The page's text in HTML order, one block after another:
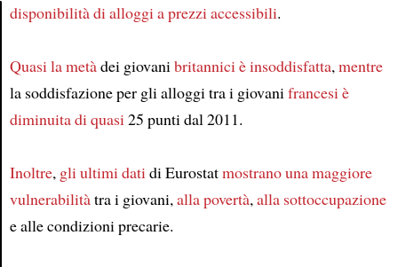
disponibilitàdi alloggi a prezzi accessibili.
Quasi la metàdei giovanibritanniciè insoddisfatta,mentre
la soddisfazione per gli alloggi tra i giovanifrancesiè
diminuita di quasi25 punti dal 2011.
Inoltre, gli ultimi datidi Eurostatmostrano una maggiore
vulnerabilitàtra i giovani,alla povertà,alla sottoccupazione
e alle condizioni precarie.